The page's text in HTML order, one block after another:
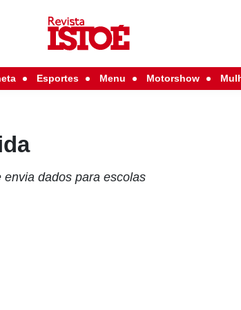
Esportes Menu Motorshow
dados para escolas